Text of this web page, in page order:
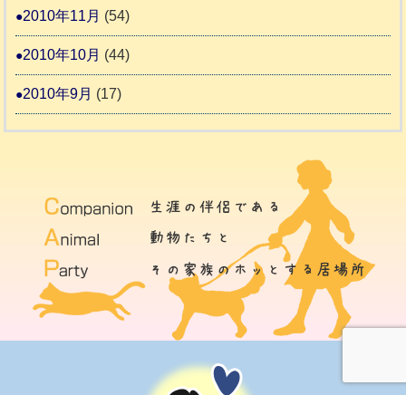
2010年11月 (54)
2010年10月 (44)
2010年9月 (17)